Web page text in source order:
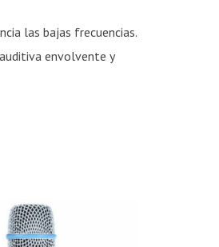
las bajas frecuencias.
envolvente y